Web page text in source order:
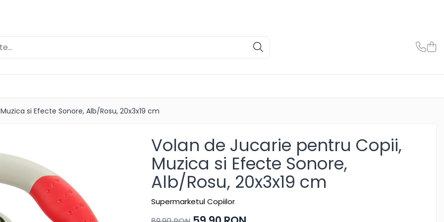
si Efecte Sonore, Alb/Rosu, 20x3x19 cm
Volan de Jucarie pentru Copii,
Muzica si Efecte Sonore,
Alb/Rosu, 20x3x19 cm
Supermarketul Copiilor